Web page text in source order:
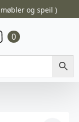
møbler og speil )
0